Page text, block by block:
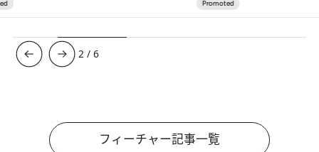
3 /6
フィーチャー記事一覧